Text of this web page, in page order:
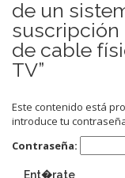
de un
de cable
TV”
Este contenido está
introduce tu
Contraseña:
Ent�rate